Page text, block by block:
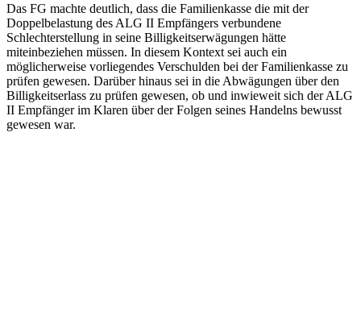
Das FG machte deutlich, dass die Familienkasse die mit der
Doppelbelastung des ALG II Empfängers verbundene
Schlechterstellung in seine Billigkeitserwägungen hätte
miteinbeziehen müssen. In diesem Kontext sei auch ein
möglicherweise vorliegendes Verschulden bei der Familienkasse zu
prüfen gewesen. Darüber hinaus sei in die Abwägungen über den
Billigkeitserlass zu prüfen gewesen, ob und inwieweit sich der ALG
II Empfänger im Klaren über der Folgen seines Handelns bewusst
gewesen war.